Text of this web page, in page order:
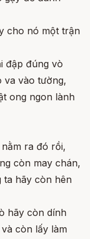
cho nó một trận
đập đúng vò
va vào tường,
ong ngon lành
ra đó rồi,
còn may chán,
ta hãy còn hên
hãy còn dính
còn lấy làm